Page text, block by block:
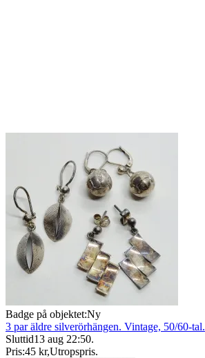
Badge på objektet:Ny
3 par äldre silverörhängen. Vintage, 50/60-tal.
Sluttid13 aug 22:50.
Pris:45 kr,Utropspris.